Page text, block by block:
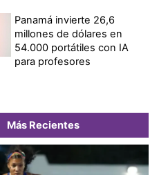
Panamá invierte 26,6
millones de dólares en
54.000 portátiles con IA
para profesores
Más Recientes